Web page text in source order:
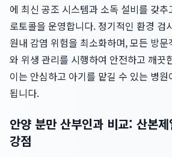
에 최신 공조 시스템과 소독 설비를 갖
로토콜을 운영합니다. 정기적인 환경 검
원내 감염 위험을 최소화하며, 모든 방
와 위생 관리를 시행하여 안전하고 깨끗
이는 안심하고 아기를 맡길 수 있는 병
됩니다.
안양 분만 산부인과 비교: 산본
강점